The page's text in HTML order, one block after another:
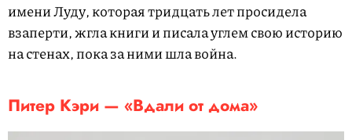
имени Луду, которая тридцать лет просидела
взаперти, жгла книги и писала углем свою историю
на стенах, пока за ними шла война.
Питер Кэри — «Вдали от дома»